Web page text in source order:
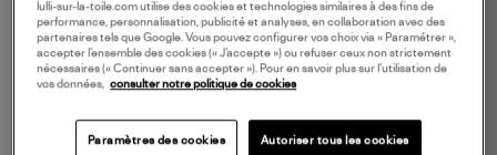
lulli-sur-la-toile.com utilise des cookies et technologies similaires à des fins de
performance, personnalisation, publicité et analyses, en collaboration avec des
partenaires tels que Google. Vous pouvez configurer vos choix via « Paramétrer »,
accepter l’ensemble des cookies (« J’accepte ») ou refuser ceux non strictement
nécessaires (« Continuer sans accepter »). Pour en savoir plus sur l’utilisation de
vos données, consulter notre politique de cookies
Paramètres des cookies Autoriser tous les cookies